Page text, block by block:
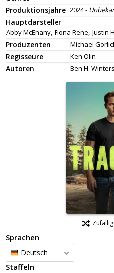
Produktionsjahre 2024 -
Hauptdarsteller
Abby McEnany, Fiona Rene, Justin
Produzenten Michael
Regisseure Ken Olin
Autoren Ben H. Winters
Sprachen
Deutsch
Staffeln